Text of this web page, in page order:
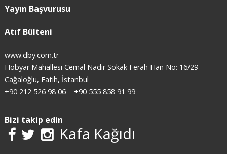
Yayın Başvurusu
Atıf Bülteni
www.dby.com.tr
Hobyar Mahallesi Cemal Nadir Sokak Ferah Han No: 16/29
Cağaloğlu, Fatih, İstanbul
+90 212 526 98 06
+90 555 858 91 99
Bizi takip edin
Kafa Kağıdı